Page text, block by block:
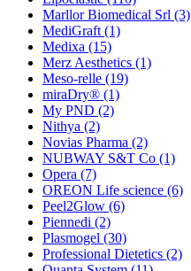
Marllor Biomedical Srl (3)
MediGraft (1)
Medixa (15)
Merz Aesthetics (1)
Meso-relle (19)
miraDry® (1)
My PND (2)
Nithya (2)
Novias Pharma (2)
NUBWAY S&T Co (1)
Opera (7)
OREON Life science (6)
Peel2Glow (6)
Piennedi (2)
Plasmogel (30)
Professional Dietetics (2)